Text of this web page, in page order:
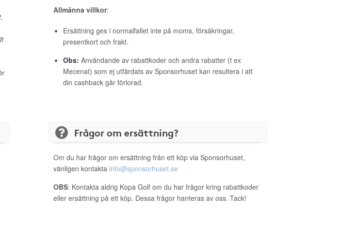
Allmänna villkor:
Ersättning ges i normalfallet inte på moms, försäkringar,
presentkort och frakt.
Obs: Användande av rabattkoder och andra rabatter (t ex
Mecenat) som ej utfärdats av Sponsorhuset kan resultera i att
din cashback går förlorad.
Frågor om ersättning?
Om du har frågor om ersättning från ett köp via Sponsorhuset,
vänligen kontakta info@sponsorhuset.se
OBS: Kontakta aldrig Kopa Golf om du har frågor kring rabattkoder
eller ersättning på ett köp. Dessa frågor hanteras av oss. Tack!